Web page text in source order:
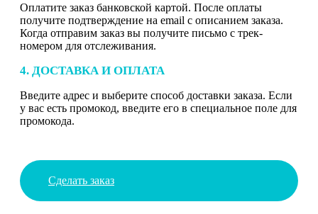
Оплатите заказ банковской картой. После оплаты
получите подтверждение на email с описанием заказа.
Когда отправим заказ вы получите письмо с трек-
номером для отслеживания.
4. ДОСТАВКА И ОПЛАТА
Введите адрес и выберите способ доставки заказа. Если
у вас есть промокод, введите его в специальное поле для
промокода.
Сделать заказ